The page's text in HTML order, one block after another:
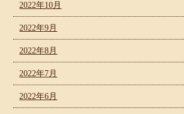
2022年10月
2022年9月
2022年8月
2022年7月
2022年6月